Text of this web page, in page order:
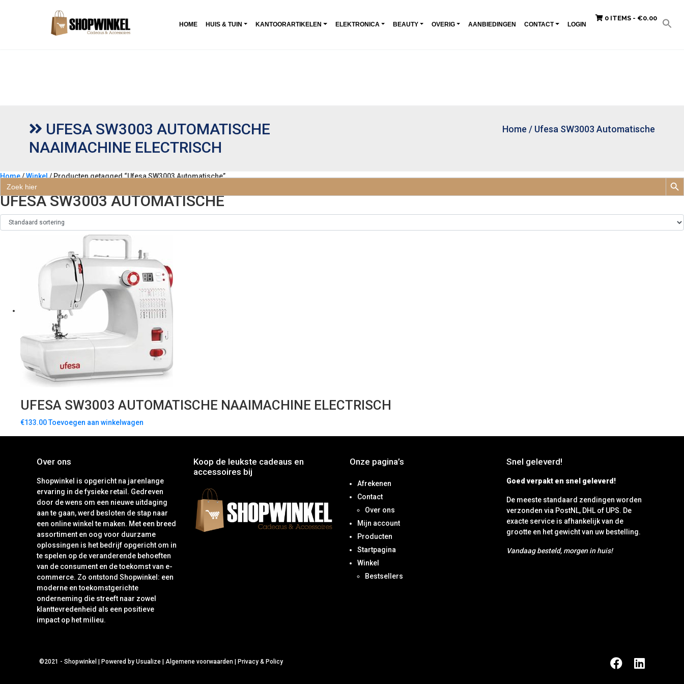
Zoek
naar:
HOME HUIS & TUIN KANTOORARTIKELEN ELEKTRONICA BEAUTY OVERIG AANBIEDINGEN CONTACT LOGIN
0 ITEMS - €0.00
UFESA SW3003 AUTOMATISCHE
NAAIMACHINE ELECTRISCH
Home / Ufesa SW3003 Automatische
Home/Winkel/ Producten getagged “Ufesa SW3003 Automatische”
UFESA SW3003 AUTOMATISCHE
UFESA SW3003 AUTOMATISCHE NAAIMACHINE ELECTRISCH
€133.00Toevoegen aan winkelwagen
Over ons
Shopwinkel is opgericht na jarenlange
ervaring in de fysieke retail. Gedreven
door de wens om een nieuwe uitdaging
aan te gaan, werd besloten de stap naar
een online winkel te maken. Met een breed
assortiment en oog voor duurzame
oplossingen is het bedrijf opgericht om in
te spelen op de veranderende behoeften
van de consument en de toekomst van e-
commerce. Zo ontstond Shopwinkel: een
moderne en toekomstgerichte
onderneming die streeft naar zowel
klanttevredenheid als een positieve
impact op het milieu.
Koop de leukste cadeaus en
accessoires bij
Onze pagina’s
Afrekenen
Contact
Over ons
Mijn account
Producten
Startpagina
Winkel
Bestsellers
Snel geleverd!
Goed verpakt en snel geleverd!
De meeste standaard zendingen worden
verzonden via PostNL, DHL of UPS. De
exacte service is afhankelijk van de
grootte en het gewicht van uw bestelling.
Vandaag besteld, morgen in huis!
©2021 - Shopwinkel Powered by Usualize Algemene voorwaarden Privacy & Policy